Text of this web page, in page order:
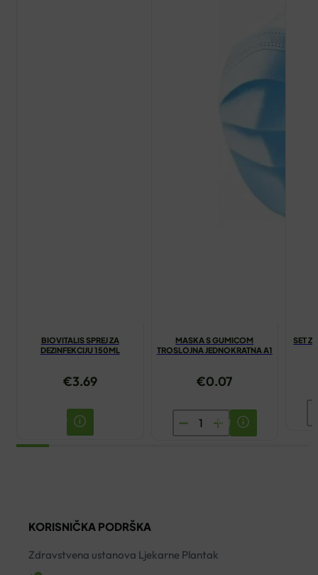
BIOVITALIS SPREJ ZA
DEZINFEKCIJU 150ML
€3.69
MASKA S GUMICOM
TROSLOJNA JEDNOKRATNA A1
€0.07
MASKA
S
SET
KORISNIČKA PODRŠKA
Zdravstvena ustanova Ljekarne Plantak